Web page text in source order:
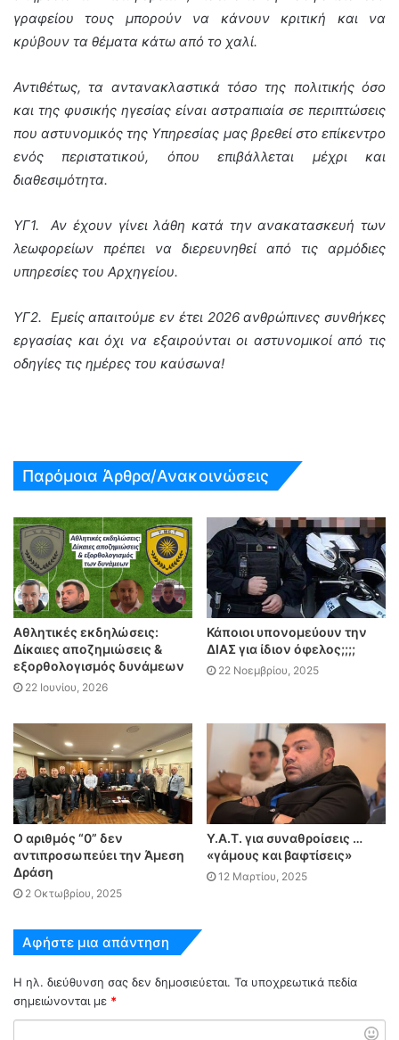
γραφείου τους μπορούν να κάνουν κριτική και να
κρύβουν τα θέματα κάτω από το χαλί.
Αντιθέτως, τα αντανακλαστικά τόσο της πολιτικής όσο
και της φυσικής ηγεσίας είναι αστραπιαία σε περιπτώσεις
που αστυνομικός της Υπηρεσίας μας βρεθεί στο επίκεντρο
ενός περιστατικού, όπου επιβάλλεται μέχρι και
διαθεσιμότητα.
ΥΓ1. Αν έχουν γίνει λάθη κατά την ανακατασκευή των
λεωφορείων πρέπει να διερευνηθεί από τις αρμόδιες
υπηρεσίες του Αρχηγείου.
ΥΓ2. Εμείς απαιτούμε εν έτει 2026 ανθρώπινες συνθήκες
εργασίας και όχι να εξαιρούνται οι αστυνομικοί από τις
οδηγίες τις ημέρες του καύσωνα!
Παρόμοια Άρθρα/Ανακοινώσεις
Αθλητικές εκδηλώσεις:
Δίκαιες αποζημιώσεις &
εξορθολογισμός δυνάμεων
22 Ιουνίου, 2026
Κάποιοι υπονομεύουν την
ΔΙΑΣ για ίδιον όφελος;;;;
22 Νοεμβρίου, 2025
O αριθμός “0” δεν
αντιπροσωπεύει την Άμεση
Δράση
2 Οκτωβρίου, 2025
Υ.Α.Τ. για συναθροίσεις …
«γάμους και βαφτίσεις»
12 Μαρτίου, 2025
Αφήστε μια απάντηση
Η ηλ. διεύθυνση σας δεν δημοσιεύεται. Τα υποχρεωτικά πεδία
σημειώνονται με *